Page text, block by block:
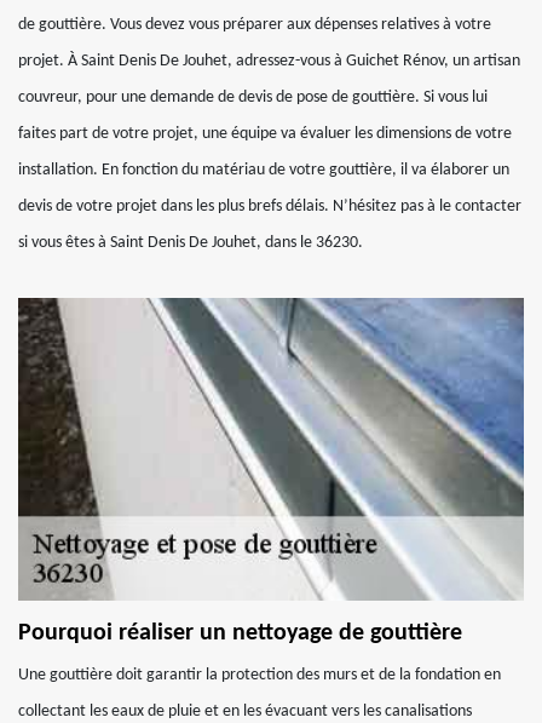
de gouttière. Vous devez vous préparer aux dépenses relatives à votre
projet. À Saint Denis De Jouhet, adressez-vous à Guichet Rénov, un artisan
couvreur, pour une demande de devis de pose de gouttière. Si vous lui
faites part de votre projet, une équipe va évaluer les dimensions de votre
installation. En fonction du matériau de votre gouttière, il va élaborer un
devis de votre projet dans les plus brefs délais. N’hésitez pas à le contacter
si vous êtes à Saint Denis De Jouhet, dans le 36230.
Pourquoi réaliser un nettoyage de gouttière
Une gouttière doit garantir la protection des murs et de la fondation en
collectant les eaux de pluie et en les évacuant vers les canalisations